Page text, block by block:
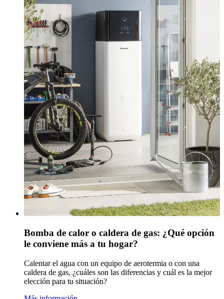
Bomba de calor o caldera de gas: ¿Qué opción
le conviene más a tu hogar?
Calentar el agua con un equipo de aerotermia o con una
caldera de gas, ¿cuáles son las diferencias y cuál es la mejor
elección para tu situación?